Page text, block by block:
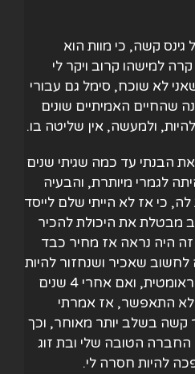
גינס קשה, כי מוות הוא
למישהו קרוב ויקר לי
לא שוכח, סימל גם עבורי
שהחיים האמיתיים שונים
ולמעשה, אין שליטה בו.
הבנתי עד כמה שגיתי שנים
לגמרי מיותרת, והבעיה
כי אז לא הייתי שלם לייסד
מבטלת את היכולת להכיר
זה היה נראה אז מחיר כבד
לחשוב שאכיר ושנחזור להיות
ביחד, כי להיפרד היתה טראומטית, ואם אחרי 4 שנים
התאפשר, אז אמרתי
קשה בשלב יותר מאוחר, וכך
החברה הטובה שלי ובת זוג
להיות חסרה לי.